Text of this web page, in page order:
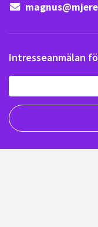
Intresseanmälan